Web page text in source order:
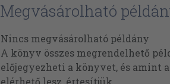
Megvásárolható
Nincs megvásárolható példány
A könyv összes megrendelhető
előjegyezheti a könyvet, és amint
elérhető lesz, értesítjük.